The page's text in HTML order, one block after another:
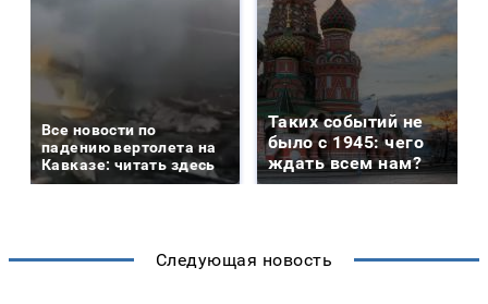
Все новости по
падению вертолета на
Кавказе: читать здесь
Таких событий не
было с 1945: чего
ждать всем нам?
Следующая новость